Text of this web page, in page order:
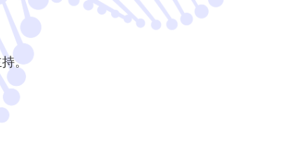
持。